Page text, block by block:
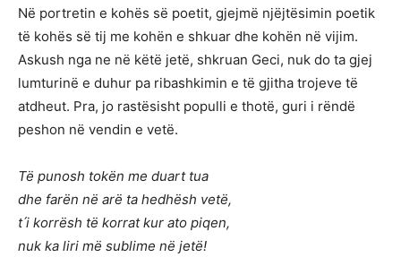
Në portretin e kohës së poetit, gjejmë njëjtësimin poetik
të kohës së tij me kohën e shkuar dhe kohën në vijim.
Askush nga ne në këtë jetë, shkruan Geci, nuk do ta gjej
lumturinë e duhur pa ribashkimin e të gjitha trojeve të
atdheut. Pra, jo rastësisht populli e thotë, guri i rëndë
peshon në vendin e vetë.
Të punosh tokën me duart tua
dhe farën në arë ta hedhësh vetë,
t ́i korrësh të korrat kur ato piqen,
nuk ka liri më sublime në jetë!